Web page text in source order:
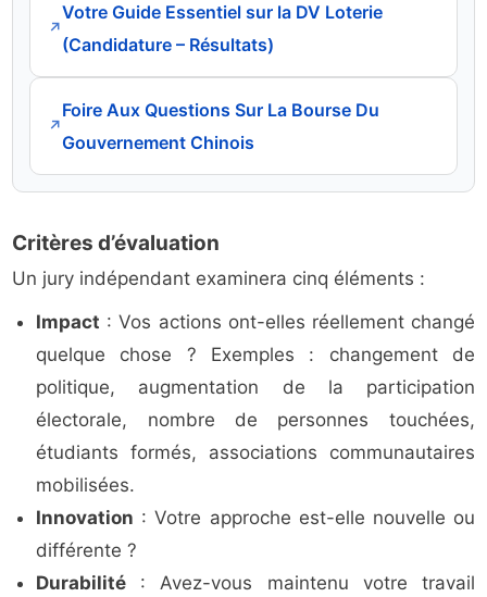
↗
Votre Guide Essentiel sur la DV Loterie
(Candidature – Résultats)
↗
Foire Aux Questions Sur La Bourse Du
Gouvernement Chinois
Critères d’évaluation
Un jury indépendant examinera cinq éléments :
Impact : Vos actions ont-elles réellement changé
quelque chose ? Exemples : changement de
politique, augmentation de la participation
électorale, nombre de personnes touchées,
étudiants formés, associations communautaires
mobilisées.
Innovation : Votre approche est-elle nouvelle ou
différente ?
Durabilité : Avez-vous maintenu votre travail